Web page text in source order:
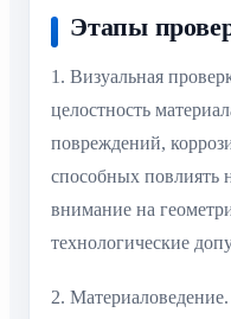
Этапы
1. Визуальная
целостность
повреждений,
способных повлиять
внимание на
технологические
2.